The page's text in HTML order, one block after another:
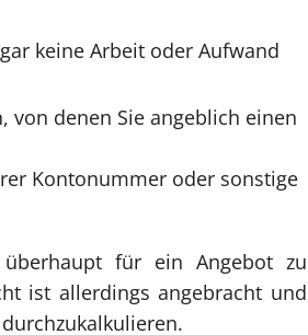
keine Arbeit oder Aufwand
von denen Sie angeblich einen
Kontonummer oder sonstige
für ein Angebot zu
ist allerdings angebracht und